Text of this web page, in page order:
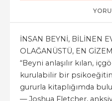
İNSAN BEYNİ, BİLİNEN
OLAĞANÜSTÜ, EN
“Beyni anlaşılır kılan,
kurulabilir bir
gururla kitaplığımda
— Joshua Fletcher,